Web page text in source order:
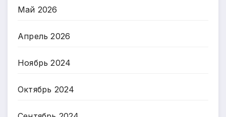
Май 2026
Апрель 2026
Ноябрь 2024
Октябрь 2024